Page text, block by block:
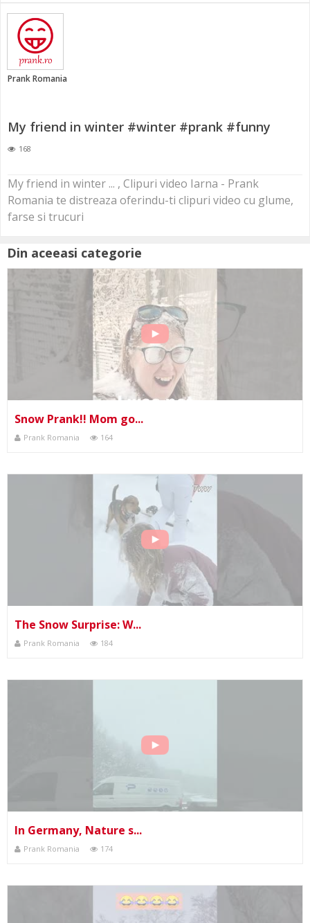
Prank Romania
My friend in winter #winter #prank #funny
168
My friend in winter ... , Clipuri video Iarna - Prank
Romania te distreaza oferindu-ti clipuri video cu glume,
farse si trucuri
Din aceeasi categorie
Snow Prank!! Mom go...
Prank Romania 164
The Snow Surprise: W...
Prank Romania 184
In Germany, Nature s...
Prank Romania 174